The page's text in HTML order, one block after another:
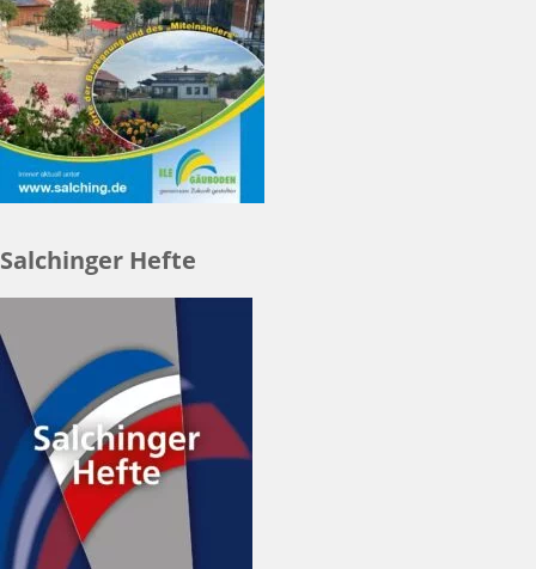
Salchinger Hefte